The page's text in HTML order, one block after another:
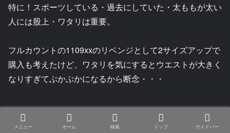
特に！スポーツしている・過去にしていた・太ももが太い
人には股上・ワタリは重要。
フルカウントの1109xxのリベンジとして2サイズアップで
購入も考えたけど、ワタリを気にするとウエストが大きく
なりすぎてぶかぶかになるから断念・・・
フルカウント1109xxとルイスレザーラットランドシープスキン
メニュー ホーム 検索 トップ サイドバー